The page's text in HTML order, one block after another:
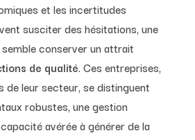
et les incertitudes
susciter des hésitations, une
conserver un attrait
de qualité. Ces entreprises,
de leur secteur, se distinguent
robustes, une gestion
avérée à générer de la